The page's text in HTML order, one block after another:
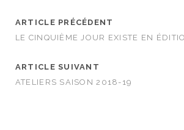
ARTICLE PRÉCÉDENT
LE CINQUIÈME JOUR EXISTE EN
ARTICLE SUIVANT
ATELIERS SAISON 2018-19